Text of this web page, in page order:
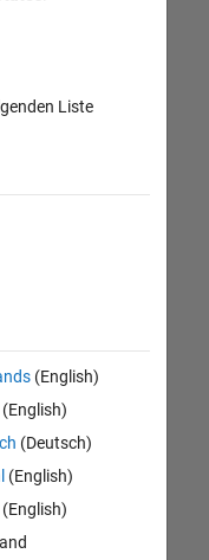
Liste
(English)
(Deutsch)
(English)
(English)